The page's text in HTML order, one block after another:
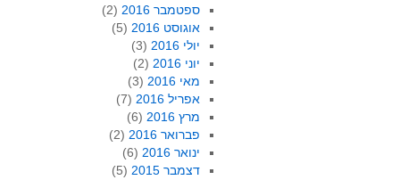
ספטמבר 2016
(2)
אוגוסט 2016
(5)
יולי 2016
(3)
יוני 2016
(2)
מאי 2016
(3)
אפריל 2016
(7)
מרץ 2016
(6)
פברואר 2016
(2)
ינואר 2016
(6)
דצמבר 2015
(5)